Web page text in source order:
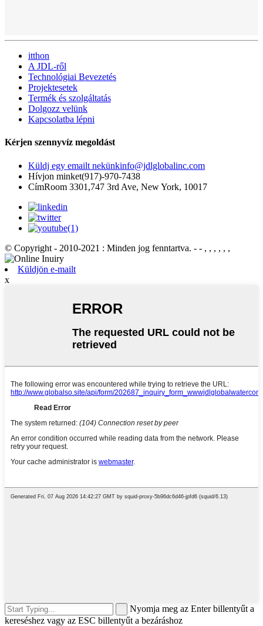
itthon
A JDL-ről
Technológiai Bevezetés
Projektesetek
Termék és szolgáltatás
Dolgozz velünk
Kapcsolatba lépni
Kérjen szennyvíz megoldást
Küldj egy emailt nekünkinfo@jdlglobalinc.com
Hívjon minket(917)-970-7438
CímRoom 3301,747 3rd Ave, New York, 10017
© Copyright - 2010-2021 : Minden jog fenntartva. - - , , , , , ,
Küldjön e-mailt
x
Nyomja meg az Enter billentyűt a
kereséshez vagy az ESC billentyűt a bezáráshoz